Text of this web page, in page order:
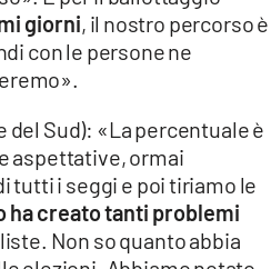
giorni, il nostro percorso è
con le persone ne
del Sud): «La percentuale è
aspettative, ormai
tutti i seggi e poi tiriamo le
ha creato tanti problemi
Non so quanto abbia